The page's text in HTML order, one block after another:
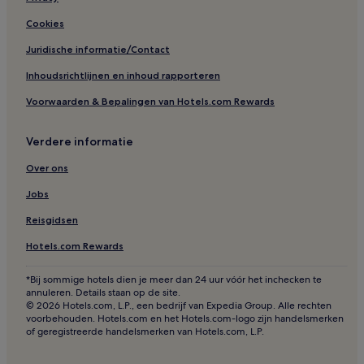
Boetiek in Düsseldorf
Hotels in de buurt van Neuland-Park
Huisdiervriendelijke in Düsseldorf
Budget in Keulen
Hotels in Rheindorf
Hotels in Hitdorf
Hotels met een keuken in Noordrijn-Westfalen
Pensions in Keulen
Hotels met 4 sterren in Keulen
Hotels in Monheim
Hotels in de buurt van Golf-Club Ford Köln
Hotels in de buurt van Waterpark Aqualand in Fühlinger
Cookies
Juridische informatie/Contact
Inhoudsrichtlijnen en inhoud rapporteren
Voorwaarden & Bepalingen van Hotels.com Rewards
Verdere informatie
Over ons
Jobs
Reisgidsen
Hotels.com Rewards
*Bij sommige hotels dien je meer dan 24 uur vóór het inchecken te
annuleren. Details staan op de site.
© 2026 Hotels.com, L.P., een bedrijf van Expedia Group. Alle rechten
voorbehouden. Hotels.com en het Hotels.com-logo zijn handelsmerken
of geregistreerde handelsmerken van Hotels.com, L.P.